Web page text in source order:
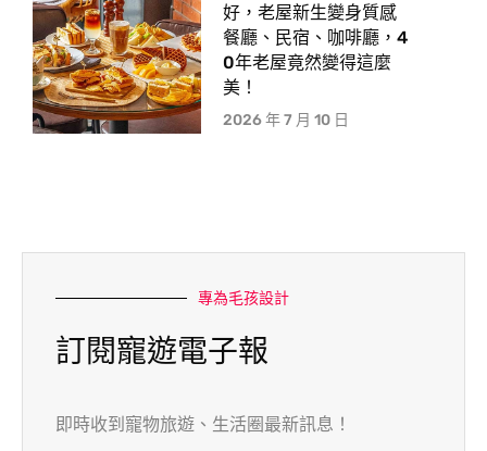
好，老屋新生變身質感
餐廳、民宿、咖啡廳，4
0年老屋竟然變得這麼
美！
2026 年 7 月 10 日
專為毛孩設計
訂閱寵遊電子報
即時收到寵物旅遊、生活圈最新訊息！